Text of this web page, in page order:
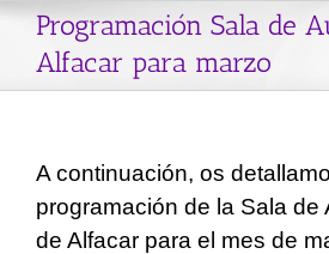
Programación Sala de
Alfacar para marzo
A continuación, os
programación de la Sala de
de Alfacar para el mes de